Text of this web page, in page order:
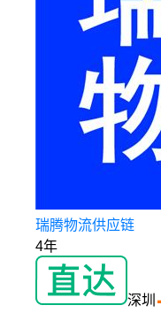
瑞腾物流供应链
4年
深圳